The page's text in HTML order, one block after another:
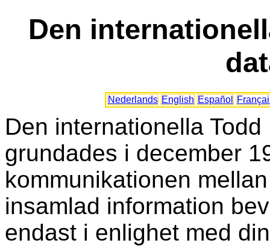
Den
Nederlands English Español
Den internationella
grundades i december
kommunikationen
insamlad information
endast i enlighet med